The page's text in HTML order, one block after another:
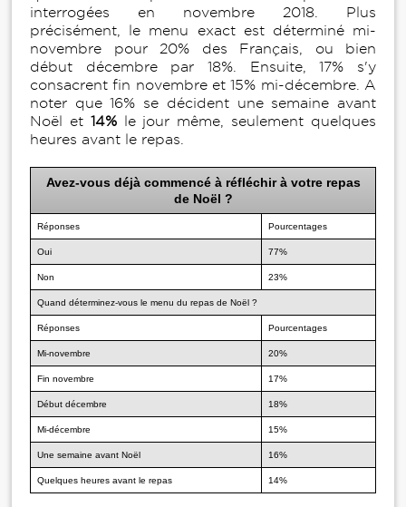
interrogées en novembre 2018. Plus
précisément, le menu exact est déterminé mi-
novembre pour 20% des Français, ou bien
début décembre par 18%. Ensuite, 17% s'y
consacrent fin novembre et 15% mi-décembre. A
noter que 16% se décident une semaine avant
Noël et 14%le jour même, seulement quelques
heures avant le repas.
Avez-vous déjà commencé à réfléchir à votre repas
de Noël ?
Réponses Pourcentages
Oui 77%
Non 23%
Quand déterminez-vous le menu du repas de Noël ?
Réponses Pourcentages
Mi-novembre 20%
Fin novembre 17%
Début décembre 18%
Mi-décembre 15%
Une semaine avant Noël 16%
Quelques heures avant le repas 14%